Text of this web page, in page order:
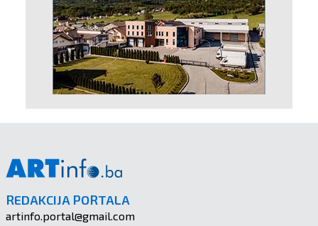
REDAKCIJA PORTALA
artinfo.portal@gmail.com